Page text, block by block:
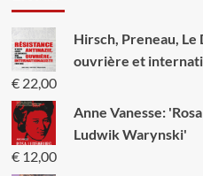
Hirsch, Preneau, Le
ouvrière et
€22,00
Anne Vanesse:
Ludwik Warynski'
€12,00